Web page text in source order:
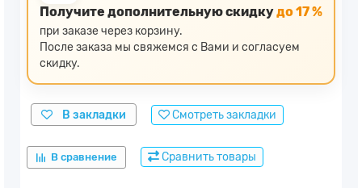
Получите дополнительную скидкудо 17 %
при заказе через корзину.
После заказа мы свяжемся с Вами и согласуем
скидку.
В закладки Смотреть закладки
В сравнение Сравнить товары